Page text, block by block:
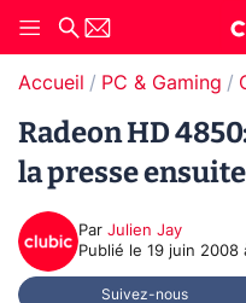
Accueil PC & Gaming
Radeon HD
la presse ensuite
Par Julien Jay
Publié le 19 juin 2008
Suivez-nous